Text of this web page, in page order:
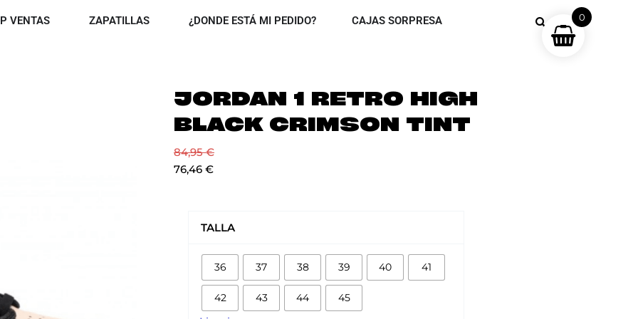
VENTAS OPEN TOP VENTAS
ZAPATILLAS OPEN ZAPATILLAS
¿DONDE ESTÁ MI PEDIDO? CAJAS SORPRESA
JORDAN 1 RETRO HIGH
BLACK CRIMSON TINT
84,95€
76,46 €
TALLA
36 37 38 39 40 41
42 43 44 45
HIGH
BLACK
CRIMSON
TINT
0